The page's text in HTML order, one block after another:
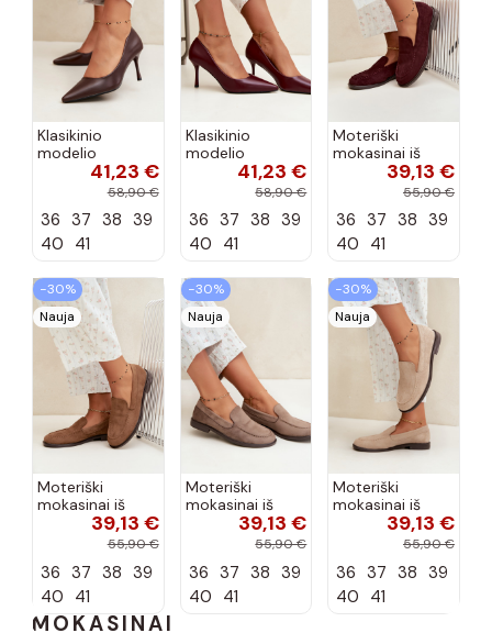
Klasikinio
modelio
aukštakulniai
šokolado
spalvos Nesha
41,23 €
58,90 €
36 37 38 39
40 41
Klasikinio
modelio
aukštakulniai
bordo spalvos
Nesha
41,23 €
58,90 €
36 37 38 39
40 41
Moteriški
mokasinai iš
dirbtinės
zomšos, bordo
39,13 €
55,90 €
36 37 38 39
40 41
−30%
Nauja
Moteriški
mokasinai iš
dirbtinės
zomšos, rudos
39,13 €
55,90 €
36 37 38 39
40 41
−30%
Nauja
Moteriški
mokasinai iš
dirbtinės
zomšos, molio
39,13 €
55,90 €
36 37 38 39
40 41
−30%
Nauja
Moteriški
mokasinai iš
dirbtinės
zomšos, smėlio
39,13 €
55,90 €
36 37 38 39
40 41
MOKASINAI